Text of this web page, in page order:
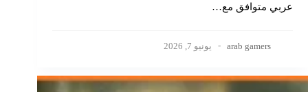
عربي متوافق مع…
arab gamers يونيو 7, 2026